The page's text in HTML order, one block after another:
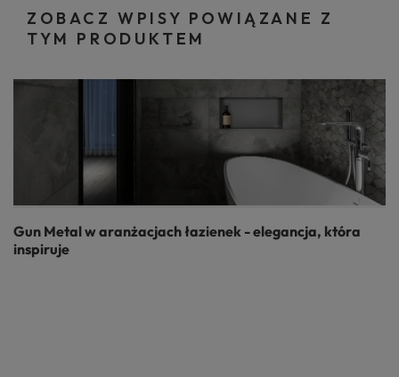
ZOBACZ WPISY POWIĄZANE Z
TYM PRODUKTEM
Gun Metal w aranżacjach łazienek - elegancja, która
inspiruje